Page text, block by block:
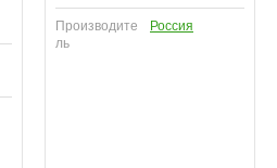
Производите
ль
Россия